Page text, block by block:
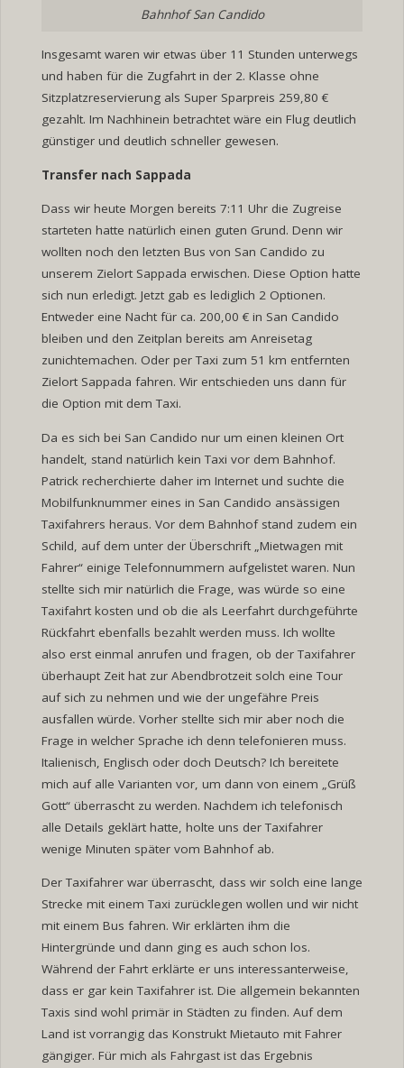
Bahnhof San Candido
Insgesamt waren wir etwas über 11 Stunden unterwegs
und haben für die Zugfahrt in der 2. Klasse ohne
Sitzplatzreservierung als Super Sparpreis 259,80 €
gezahlt. Im Nachhinein betrachtet wäre ein Flug deutlich
günstiger und deutlich schneller gewesen.
Transfer nach Sappada
Dass wir heute Morgen bereits 7:11 Uhr die Zugreise
starteten hatte natürlich einen guten Grund. Denn wir
wollten noch den letzten Bus von San Candido zu
unserem Zielort Sappada erwischen. Diese Option hatte
sich nun erledigt. Jetzt gab es lediglich 2 Optionen.
Entweder eine Nacht für ca. 200,00 € in San Candido
bleiben und den Zeitplan bereits am Anreisetag
zunichtemachen. Oder per Taxi zum 51 km entfernten
Zielort Sappada fahren. Wir entschieden uns dann für
die Option mit dem Taxi.
Da es sich bei San Candido nur um einen kleinen Ort
handelt, stand natürlich kein Taxi vor dem Bahnhof.
Patrick recherchierte daher im Internet und suchte die
Mobilfunknummer eines in San Candido ansässigen
Taxifahrers heraus. Vor dem Bahnhof stand zudem ein
Schild, auf dem unter der Überschrift „Mietwagen mit
Fahrer“ einige Telefonnummern aufgelistet waren. Nun
stellte sich mir natürlich die Frage, was würde so eine
Taxifahrt kosten und ob die als Leerfahrt durchgeführte
Rückfahrt ebenfalls bezahlt werden muss. Ich wollte
also erst einmal anrufen und fragen, ob der Taxifahrer
überhaupt Zeit hat zur Abendbrotzeit solch eine Tour
auf sich zu nehmen und wie der ungefähre Preis
ausfallen würde. Vorher stellte sich mir aber noch die
Frage in welcher Sprache ich denn telefonieren muss.
Italienisch, Englisch oder doch Deutsch? Ich bereitete
mich auf alle Varianten vor, um dann von einem „Grüß
Gott“ überrascht zu werden. Nachdem ich telefonisch
alle Details geklärt hatte, holte uns der Taxifahrer
wenige Minuten später vom Bahnhof ab.
Der Taxifahrer war überrascht, dass wir solch eine lange
Strecke mit einem Taxi zurücklegen wollen und wir nicht
mit einem Bus fahren. Wir erklärten ihm die
Hintergründe und dann ging es auch schon los.
Während der Fahrt erklärte er uns interessanterweise,
dass er gar kein Taxifahrer ist. Die allgemein bekannten
Taxis sind wohl primär in Städten zu finden. Auf dem
Land ist vorrangig das Konstrukt Mietauto mit Fahrer
gängiger. Für mich als Fahrgast ist das Ergebnis